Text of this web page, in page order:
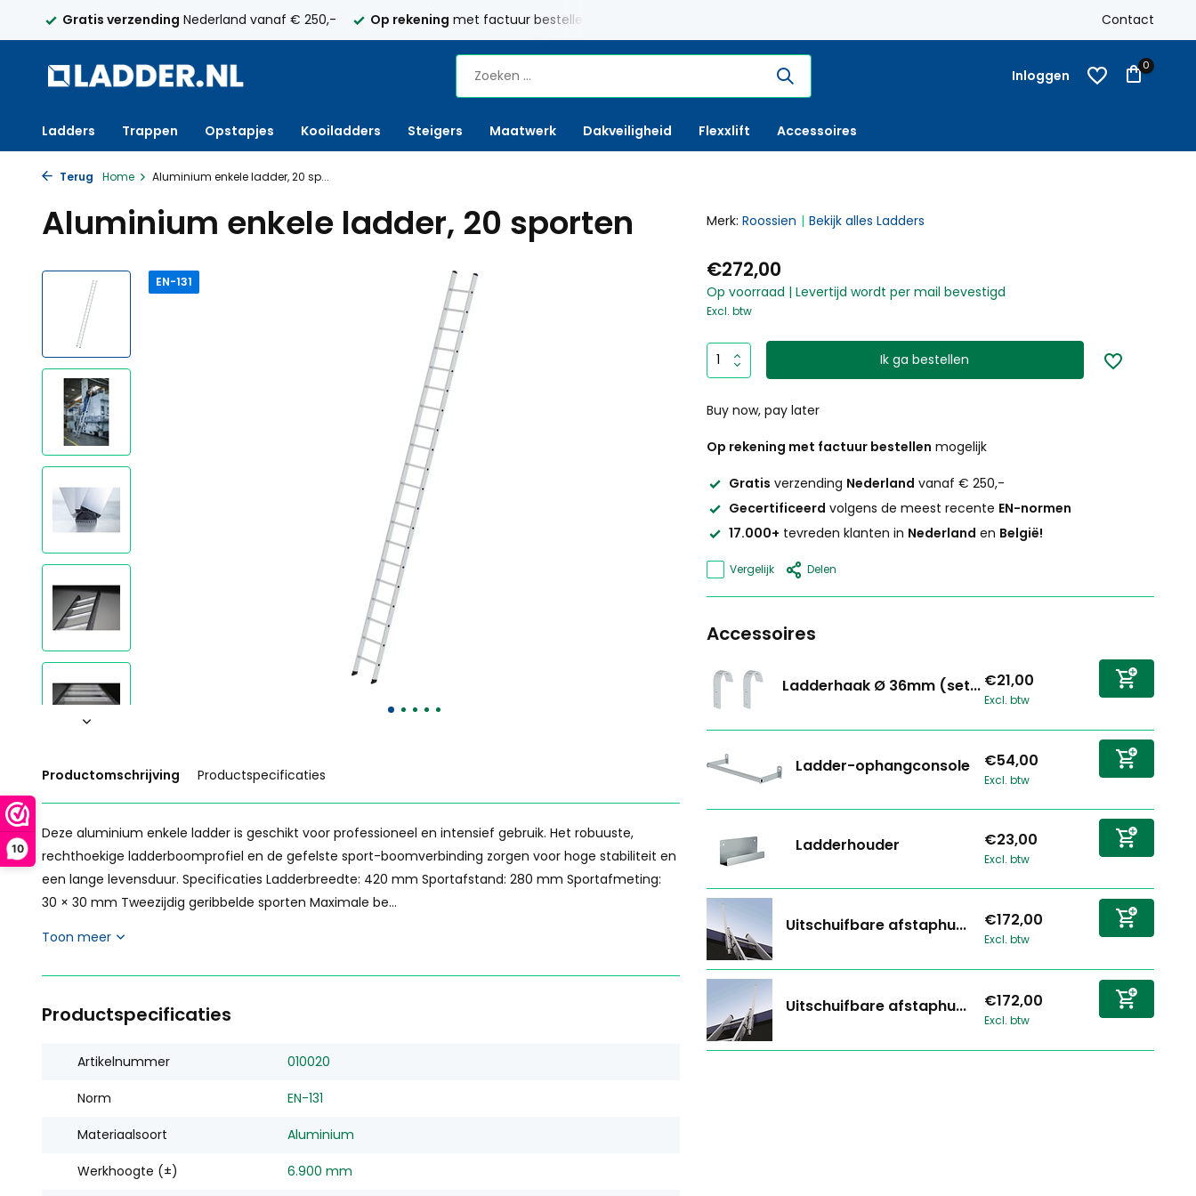
10
Gratis verzending Nederland vanaf € 250,- Op rekening met factuur bestellen mogelijk Nederland vanaf € 250,- Op
Contact
Inloggen
0
Ladders Trappen Opstapjes Kooiladders Steigers Maatwerk Dakveiligheid Flexxlift Accessoires
Terug Home Aluminium enkele ladder, 20 sp...
Aluminium enkele ladder, 20 sporten
EN-131
Productomschrijving Productspecificaties
Deze aluminium enkele ladder is geschikt voor professioneel en intensief gebruik. Het robuuste,
rechthoekige ladderboomprofiel en de gefelste sport-boomverbinding zorgen voor hoge stabiliteit en
een lange levensduur. Specificaties Ladderbreedte: 420 mm Sportafstand: 280 mm Sportafmeting:
30 × 30 mm Tweezijdig geribbelde sporten Maximale be...
Toon meer
Productspecificaties
Artikelnummer 010020
Norm EN-131
Materiaalsoort Aluminium
Werkhoogte (±) 6.900 mm
Merk: Roossien Bekijk alles Ladders
€272,00
Op voorraad | Levertijd wordt per mail bevestigd
Excl. btw
Ik ga bestellen
Buy now, pay later
Op rekening met factuur bestellen mogelijk
Gratis verzending Nederland vanaf € 250,-
Gecertificeerd volgens de meest recente EN-normen
17.000+ tevreden klanten in Nederland en België!
Vergelijk Delen
Accessoires
Ladderhaak Ø 36mm (set... €21,00
Excl. btw
Ladder-ophangconsole €54,00
Excl. btw
Ladderhouder €23,00
Excl. btw
Uitschuifbare afstaphu... €172,00
Excl. btw
Uitschuifbare afstaphu... €172,00
Excl. btw